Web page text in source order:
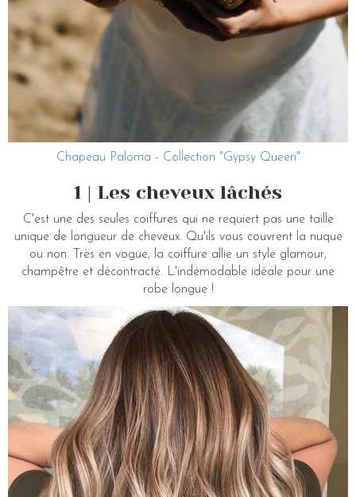
Chapeau Paloma - Collection "Gypsy Queen"
1 | Les cheveux lâchés
C'est une des seules coiffures qui ne requiert pas une taille
unique de longueur de cheveux. Qu'ils vous couvrent la nuque
ou non. Très en vogue, la coiffure allie un style glamour,
champêtre et décontracté. L'indémodable idéale pour une
robe longue !